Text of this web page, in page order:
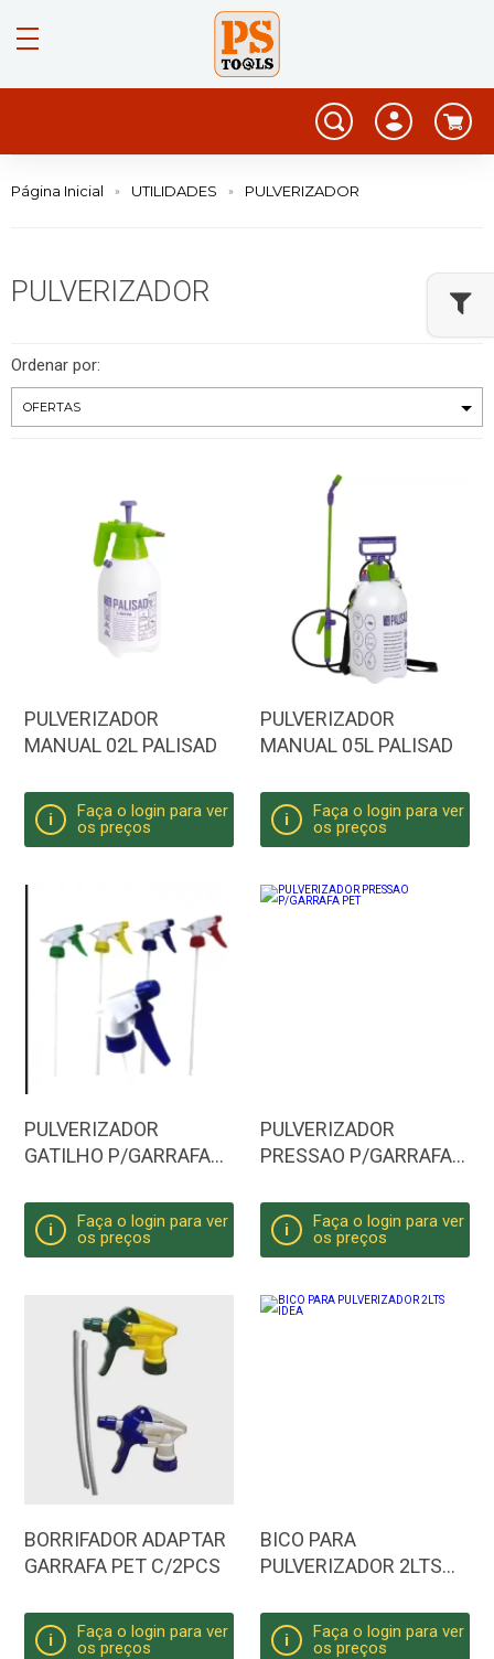
Página Inicial UTILIDADES PULVERIZADOR
PULVERIZADOR
Ordenar por:
PULVERIZADOR
MANUAL 02L PALISAD
i
Faça o login para ver
os preços
PULVERIZADOR
MANUAL 05L PALISAD
i
Faça o login para ver
os preços
PULVERIZADOR
GATILHO P/GARRAFA
i
Faça o login para ver
os preços
PULVERIZADOR
PRESSAO P/GARRAFA
i
Faça o login para ver
os preços
BORRIFADOR ADAPTAR
GARRAFA PET C/2PCS
i
Faça o login para ver
os preços
BICO PARA
PULVERIZADOR 2LTS
i
Faça o login para ver
os preços